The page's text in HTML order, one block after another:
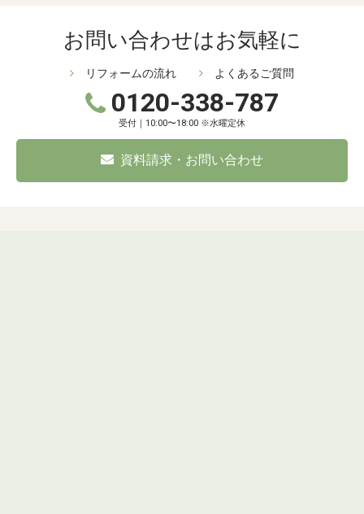
お問い合わせはお気軽に
リフォームの流れ よくあるご質問
0120-338-787
受付｜10:00〜18:00 ※水曜定休
資料請求・お問い合わせ